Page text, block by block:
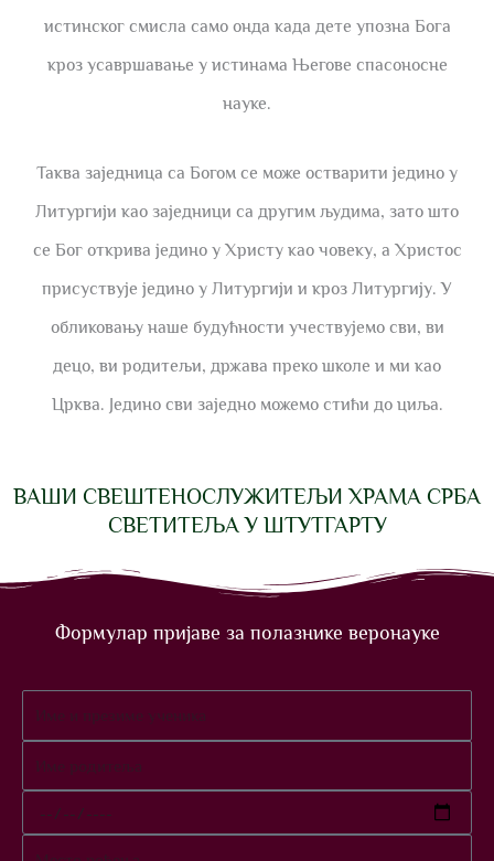
истинског смисла само онда када дете упозна Бога
кроз усавршавање у истинама Његове спасоносне
науке.
Таква заједница са Богом се може остварити једино у
Литургији као заједници са другим људима, зато што
се Бог открива једино у Христу као човеку, а Христос
присуствује једино у Литургији и кроз Литургију. У
обликовању наше будућности учествујемо сви, ви
децо, ви родитељи, држава преко школе и ми као
Црква. Једино сви заједно можемо стићи до циља.
ВАШИ СВЕШТЕНОСЛУЖИТЕЉИ ХРАМА СРБА
СВЕТИТЕЉА У ШТУТГАРТУ
Формулар пријаве за полазнике веронауке